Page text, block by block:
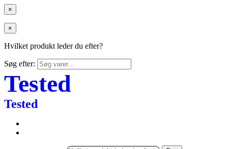
×
×
Hvilket produkt leder du efter?
Søg efter:
Tested
Tested